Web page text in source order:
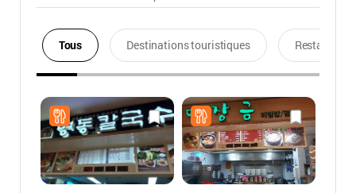
Tous Destinations touristiques Restaurants